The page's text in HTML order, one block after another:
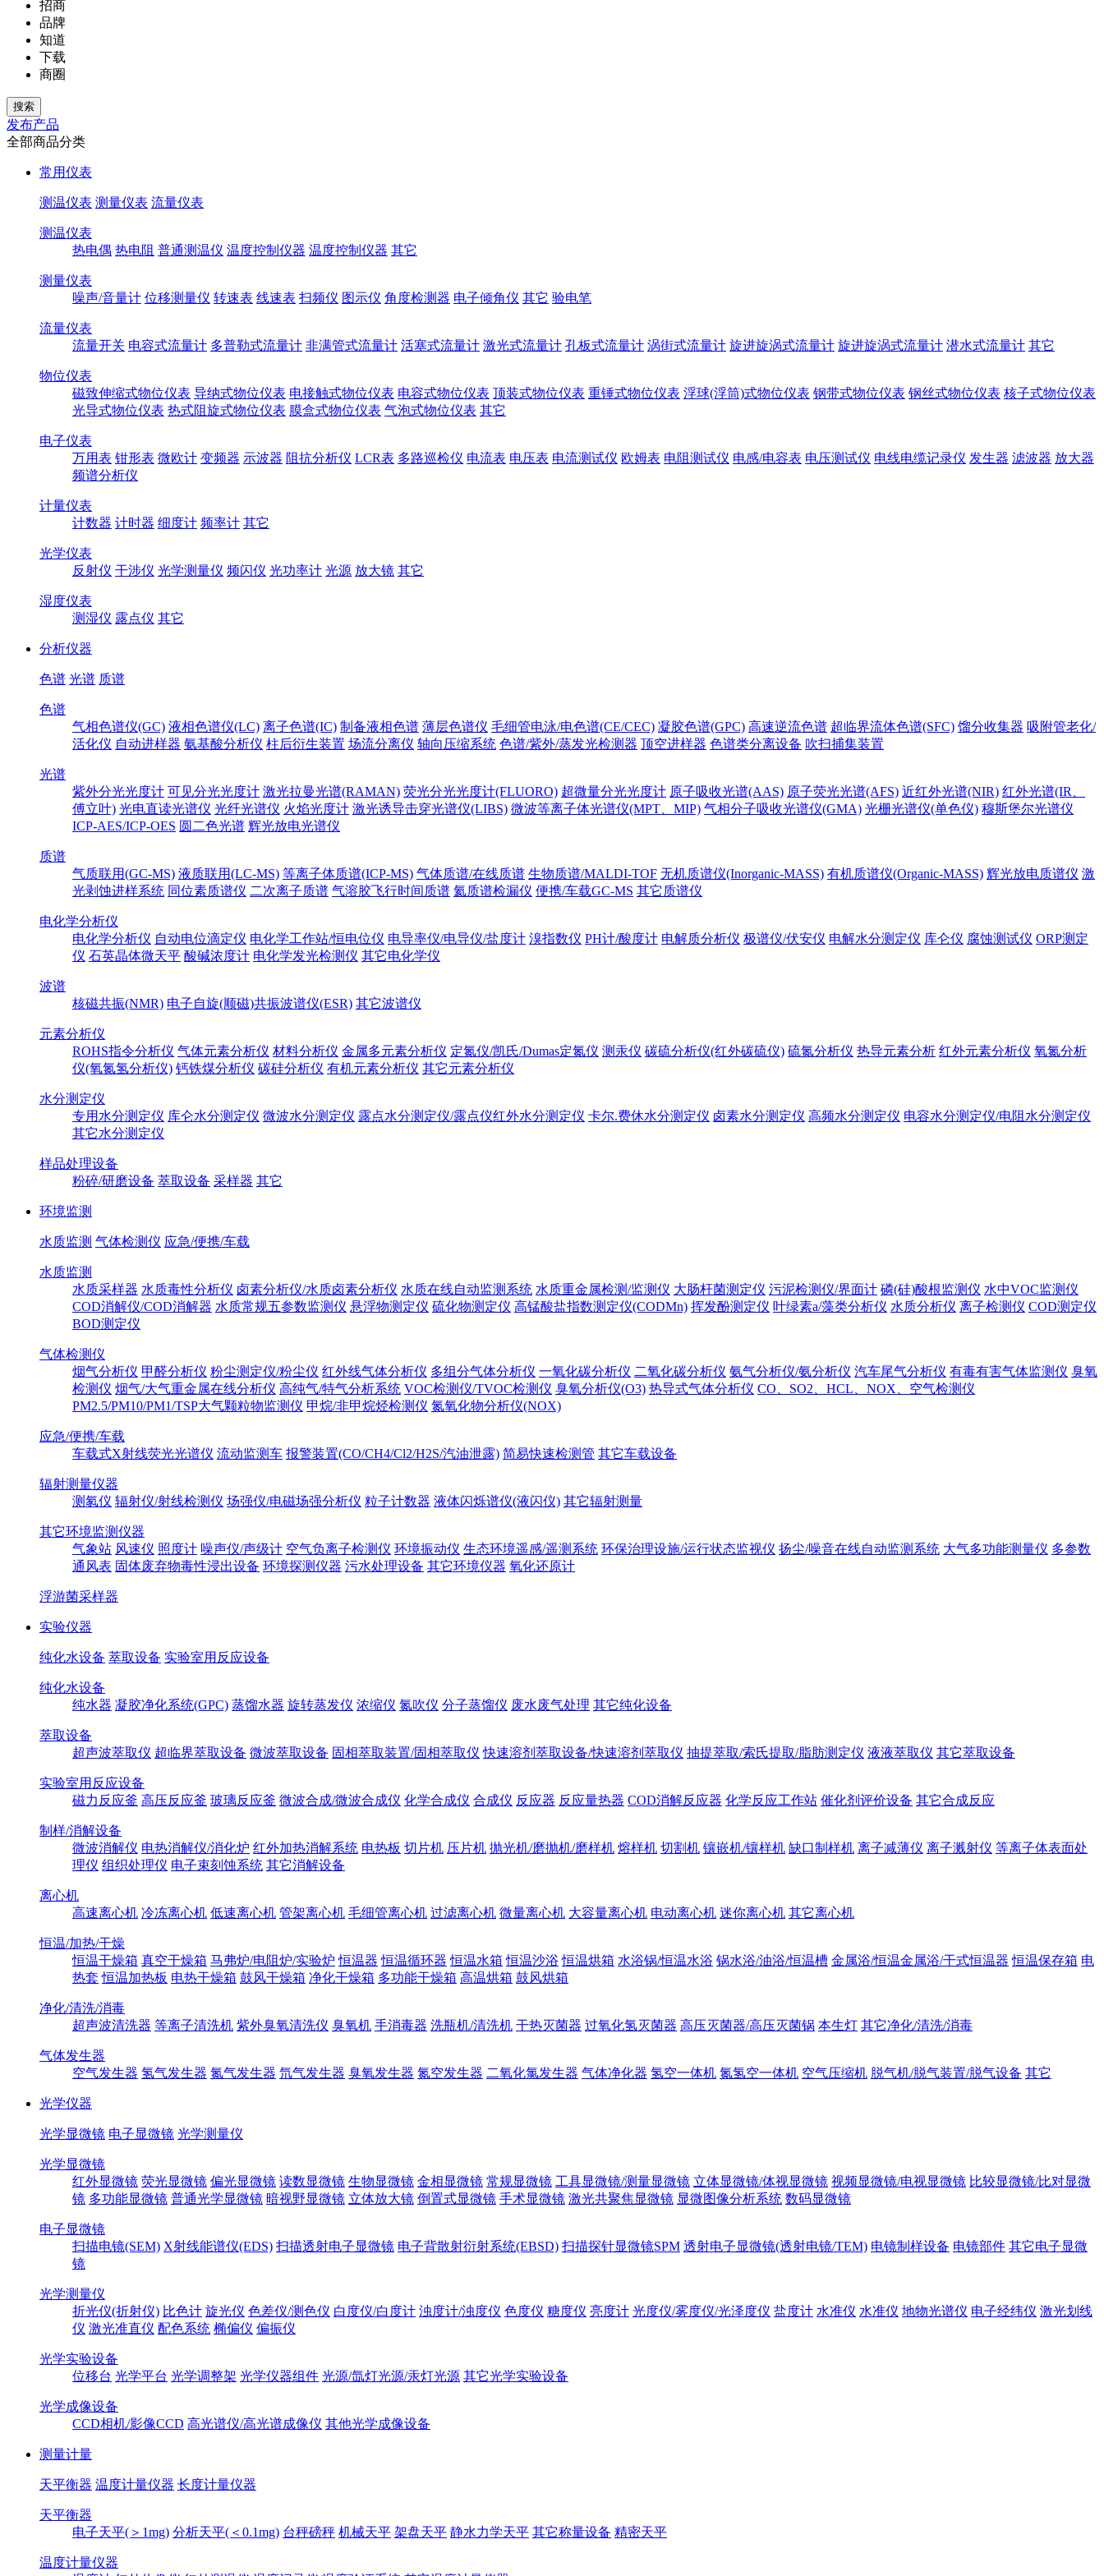
招商
品牌
知道
下载
商圈
发布产品
全部商品分类
常用仪表
测温仪表 测量仪表 流量仪表
测温仪表
热电偶 热电阻 普通测温仪 温度控制仪器 温度控制仪器 其它
测量仪表
噪声/音量计 位移测量仪 转速表 线速表 扫频仪 图示仪 角度检测器 电子倾角仪 其它 验电笔
流量仪表
流量开关 电容式流量计 多普勒式流量计 非满管式流量计 活塞式流量计 激光式流量计 孔板式流量计 涡街式流量计 旋进旋涡式流量计 旋进旋涡式流量计 潜水式流量计 其它
物位仪表
磁致伸缩式物位仪表 导纳式物位仪表 电接触式物位仪表 电容式物位仪表 顶装式物位仪表 重锤式物位仪表 浮球(浮筒)式物位仪表 钢带式物位仪表 钢丝式物位仪表 核子式物位仪表
光导式物位仪表 热式阻旋式物位仪表 膜盒式物位仪表 气泡式物位仪表 其它
电子仪表
万用表 钳形表 微欧计 变频器 示波器 阻抗分析仪 LCR表 多路巡检仪 电流表 电压表 电流测试仪 欧姆表 电阻测试仪 电感/电容表 电压测试仪 电线电缆记录仪 发生器 滤波器 放大器
频谱分析仪
计量仪表
计数器 计时器 细度计 频率计 其它
光学仪表
反射仪 干涉仪 光学测量仪 频闪仪 光功率计 光源 放大镜 其它
湿度仪表
测湿仪 露点仪 其它
分析仪器
色谱 光谱 质谱
色谱
气相色谱仪(GC) 液相色谱仪(LC) 离子色谱(IC) 制备液相色谱 薄层色谱仪 毛细管电泳/电色谱(CE/CEC) 凝胶色谱(GPC) 高速逆流色谱 超临界流体色谱(SFC) 馏分收集器 吸附管老化/
活化仪 自动进样器 氨基酸分析仪 柱后衍生装置 场流分离仪 轴向压缩系统 色谱/紫外/蒸发光检测器 顶空进样器 色谱类分离设备 吹扫捕集装置
光谱
紫外分光光度计 可见分光光度计 激光拉曼光谱(RAMAN) 荧光分光光度计(FLUORO) 超微量分光光度计 原子吸收光谱(AAS) 原子荧光光谱(AFS) 近红外光谱(NIR) 红外光谱(IR、
傅立叶) 光电直读光谱仪 光纤光谱仪 火焰光度计 激光诱导击穿光谱仪(LIBS) 微波等离子体光谱仪(MPT、MIP) 气相分子吸收光谱仪(GMA) 光栅光谱仪(单色仪) 穆斯堡尔光谱仪
ICP-AES/ICP-OES 圆二色光谱 辉光放电光谱仪
质谱
气质联用(GC-MS) 液质联用(LC-MS) 等离子体质谱(ICP-MS) 气体质谱/在线质谱 生物质谱/MALDI-TOF 无机质谱仪(Inorganic-MASS) 有机质谱仪(Organic-MASS) 辉光放电质谱仪 激
光剥蚀进样系统 同位素质谱仪 二次离子质谱 气溶胶飞行时间质谱 氦质谱检漏仪 便携/车载GC-MS 其它质谱仪
电化学分析仪
电化学分析仪 自动电位滴定仪 电化学工作站/恒电位仪 电导率仪/电导仪/盐度计 溴指数仪 PH计/酸度计 电解质分析仪 极谱仪/伏安仪 电解水分测定仪 库仑仪 腐蚀测试仪 ORP测定
仪 石英晶体微天平 酸碱浓度计 电化学发光检测仪 其它电化学仪
波谱
核磁共振(NMR) 电子自旋(顺磁)共振波谱仪(ESR) 其它波谱仪
元素分析仪
ROHS指令分析仪 气体元素分析仪 材料分析仪 金属多元素分析仪 定氮仪/凯氏/Dumas定氮仪 测汞仪 碳硫分析仪(红外碳硫仪) 硫氮分析仪 热导元素分析 红外元素分析仪 氧氮分析
仪(氧氮氢分析仪) 钙铁煤分析仪 碳硅分析仪 有机元素分析仪 其它元素分析仪
水分测定仪
专用水分测定仪 库仑水分测定仪 微波水分测定仪 露点水分测定仪/露点仪红外水分测定仪 卡尔.费休水分测定仪 卤素水分测定仪 高频水分测定仪 电容水分测定仪/电阻水分测定仪
其它水分测定仪
样品处理设备
粉碎/研磨设备 萃取设备 采样器 其它
环境监测
水质监测 气体检测仪 应急/便携/车载
水质监测
水质采样器 水质毒性分析仪 卤素分析仪/水质卤素分析仪 水质在线自动监测系统 水质重金属检测/监测仪 大肠杆菌测定仪 污泥检测仪/界面计 磷(硅)酸根监测仪 水中VOC监测仪
COD消解仪/COD消解器 水质常规五参数监测仪 悬浮物测定仪 硫化物测定仪 高锰酸盐指数测定仪(CODMn) 挥发酚测定仪 叶绿素a/藻类分析仪 水质分析仪 离子检测仪 COD测定仪
BOD测定仪
气体检测仪
烟气分析仪 甲醛分析仪 粉尘测定仪/粉尘仪 红外线气体分析仪 多组分气体分析仪 一氧化碳分析仪 二氧化碳分析仪 氨气分析仪/氨分析仪 汽车尾气分析仪 有毒有害气体监测仪 臭氧
检测仪 烟气/大气重金属在线分析仪 高纯气/特气分析系统 VOC检测仪/TVOC检测仪 臭氧分析仪(O3) 热导式气体分析仪 CO、SO2、HCL、NOX、空气检测仪
PM2.5/PM10/PM1/TSP大气颗粒物监测仪 甲烷/非甲烷烃检测仪 氮氧化物分析仪(NOX)
应急/便携/车载
车载式X射线荧光光谱仪 流动监测车 报警装置(CO/CH4/Cl2/H2S/汽油泄露) 简易快速检测管 其它车载设备
辐射测量仪器
测氡仪 辐射仪/射线检测仪 场强仪/电磁场强分析仪 粒子计数器 液体闪烁谱仪(液闪仪) 其它辐射测量
其它环境监测仪器
气象站 风速仪 照度计 噪声仪/声级计 空气负离子检测仪 环境振动仪 生态环境遥感/遥测系统 环保治理设施/运行状态监视仪 扬尘/噪音在线自动监测系统 大气多功能测量仪 多参数
通风表 固体废弃物毒性浸出设备 环境探测仪器 污水处理设备 其它环境仪器 氧化还原计
浮游菌采样器
实验仪器
纯化水设备 萃取设备 实验室用反应设备
纯化水设备
纯水器 凝胶净化系统(GPC) 蒸馏水器 旋转蒸发仪 浓缩仪 氮吹仪 分子蒸馏仪 废水废气处理 其它纯化设备
萃取设备
超声波萃取仪 超临界萃取设备 微波萃取设备 固相萃取装置/固相萃取仪 快速溶剂萃取设备/快速溶剂萃取仪 抽提萃取/索氏提取/脂肪测定仪 液液萃取仪 其它萃取设备
实验室用反应设备
磁力反应釜 高压反应釜 玻璃反应釜 微波合成/微波合成仪 化学合成仪 合成仪 反应器 反应量热器 COD消解反应器 化学反应工作站 催化剂评价设备 其它合成反应
制样/消解设备
微波消解仪 电热消解仪/消化炉 红外加热消解系统 电热板 切片机 压片机 抛光机/磨抛机/磨样机 熔样机 切割机 镶嵌机/镶样机 缺口制样机 离子减薄仪 离子溅射仪 等离子体表面处
理仪 组织处理仪 电子束刻蚀系统 其它消解设备
离心机
高速离心机 冷冻离心机 低速离心机 管架离心机 毛细管离心机 过滤离心机 微量离心机 大容量离心机 电动离心机 迷你离心机 其它离心机
恒温/加热/干燥
恒温干燥箱 真空干燥箱 马弗炉/电阻炉/实验炉 恒温器 恒温循环器 恒温水箱 恒温沙浴 恒温烘箱 水浴锅/恒温水浴 锅水浴/油浴/恒温槽 金属浴/恒温金属浴/干式恒温器 恒温保存箱 电
热套 恒温加热板 电热干燥箱 鼓风干燥箱 净化干燥箱 多功能干燥箱 高温烘箱 鼓风烘箱
净化/清洗/消毒
超声波清洗器 等离子清洗机 紫外臭氧清洗仪 臭氧机 手消毒器 洗瓶机/清洗机 干热灭菌器 过氧化氢灭菌器 高压灭菌器/高压灭菌锅 本生灯 其它净化/清洗/消毒
气体发生器
空气发生器 氢气发生器 氮气发生器 氘气发生器 臭氧发生器 氮空发生器 二氧化氯发生器 气体净化器 氢空一体机 氮氢空一体机 空气压缩机 脱气机/脱气装置/脱气设备 其它
光学仪器
光学显微镜 电子显微镜 光学测量仪
光学显微镜
红外显微镜 荧光显微镜 偏光显微镜 读数显微镜 生物显微镜 金相显微镜 常规显微镜 工具显微镜/测量显微镜 立体显微镜/体视显微镜 视频显微镜/电视显微镜 比较显微镜/比对显微
镜 多功能显微镜 普通光学显微镜 暗视野显微镜 立体放大镜 倒置式显微镜 手术显微镜 激光共聚焦显微镜 显微图像分析系统 数码显微镜
电子显微镜
扫描电镜(SEM) X射线能谱仪(EDS) 扫描透射电子显微镜 电子背散射衍射系统(EBSD) 扫描探针显微镜SPM 透射电子显微镜(透射电镜/TEM) 电镜制样设备 电镜部件 其它电子显微
镜
光学测量仪
折光仪(折射仪) 比色计 旋光仪 色差仪/测色仪 白度仪/白度计 浊度计/浊度仪 色度仪 糖度仪 亮度计 光度仪/雾度仪/光泽度仪 盐度计 水准仪 水准仪 地物光谱仪 电子经纬仪 激光划线
仪 激光准直仪 配色系统 椭偏仪 偏振仪
光学实验设备
位移台 光学平台 光学调整架 光学仪器组件 光源/氙灯光源/汞灯光源 其它光学实验设备
光学成像设备
CCD相机/影像CCD 高光谱仪/高光谱成像仪 其他光学成像设备
测量计量
天平衡器 温度计量仪器 长度计量仪器
天平衡器
电子天平(＞1mg) 分析天平(＜0.1mg) 台秤磅秤 机械天平 架盘天平 静水力学天平 其它称量设备 精密天平
温度计量仪器